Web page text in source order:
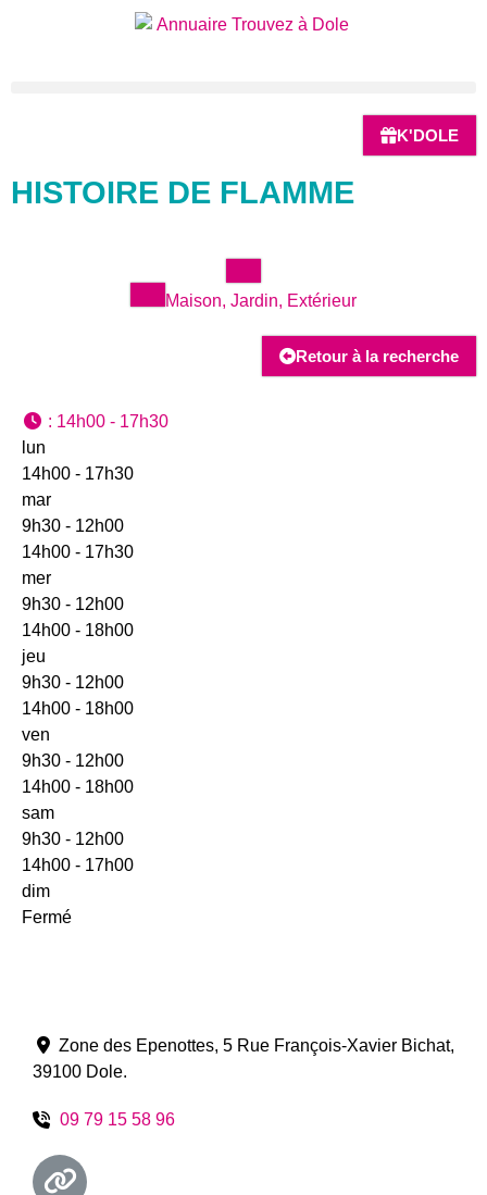
K'DOLE
HISTOIRE DE FLAMME
Maison, Jardin, Extérieur
Retour à la recherche
: 14h00 - 17h30
lun
14h00 - 17h30
mar
9h30 - 12h00
14h00 - 17h30
mer
9h30 - 12h00
14h00 - 18h00
jeu
9h30 - 12h00
14h00 - 18h00
ven
9h30 - 12h00
14h00 - 18h00
sam
9h30 - 12h00
14h00 - 17h00
dim
Fermé
Zone des Epenottes, 5 Rue François-Xavier Bichat,
39100 Dole.
09 79 15 58 96